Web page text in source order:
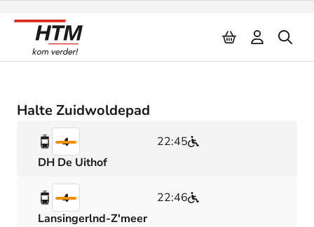
Halte Zuidwoldepad
4
22:45
DH De Uithof
4
22:46
Lansingerlnd-Z'meer